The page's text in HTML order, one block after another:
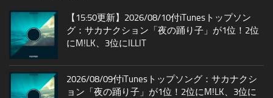
【15:50更新】2026/08/10付iTunesトップソン
グ：サカナクション「夜の踊り子」が1位！2位
にM!LK、3位にILLIT
2026/08/09付iTunesトップソング：サカナクシ
ョン「夜の踊り子」が1位！2位にM!LK、3位に